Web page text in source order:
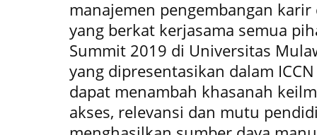
manajemen pengembangan
yang berkat kerjasama semua
Summit 2019 di Universitas
yang dipresentasikan dalam
dapat menambah khasanah
akses, relevansi dan mutu